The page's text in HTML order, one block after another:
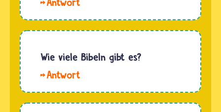
Christen
ihre
Schrift in
zwei
Teile.
Wie viele Bibeln gibt es?
2020, es